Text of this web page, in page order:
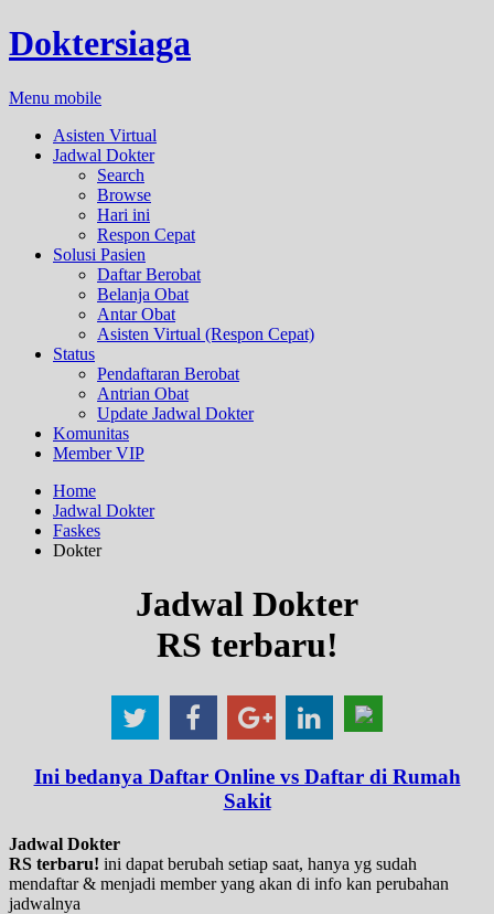
Doktersiaga
Menu mobile
Asisten Virtual
Jadwal Dokter
Search
Browse
Hari ini
Respon Cepat
Solusi Pasien
Daftar Berobat
Belanja Obat
Antar Obat
Asisten Virtual (Respon Cepat)
Status
Pendaftaran Berobat
Antrian Obat
Update Jadwal Dokter
Komunitas
Member VIP
Home
Jadwal Dokter
Faskes
Dokter
Jadwal Dokter
RS terbaru!
Ini bedanya Daftar Online vs Daftar di Rumah
Sakit
Jadwal Dokter
RS terbaru! ini dapat berubah setiap saat, hanya yg sudah
mendaftar & menjadi member yang akan di info kan perubahan
jadwalnya